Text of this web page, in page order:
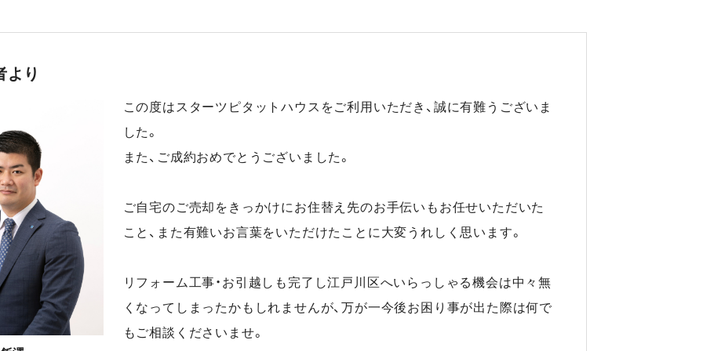
より
この度はスターツピタットハウスをご利用いただき、誠に有難うございま
した。
また、ご成約おめでとうございました。
ご自宅のご売却をきっかけにお住替え先のお手伝いもお任せいただいた
こと、また有難いお言葉をいただけたことに大変うれしく思います。
リフォーム工事・お引越しも完了し江戸川区へいらっしゃる機会は中々無
くなってしまったかもしれませんが、万が一今後お困り事が出た際は何で
もご相談くださいませ。